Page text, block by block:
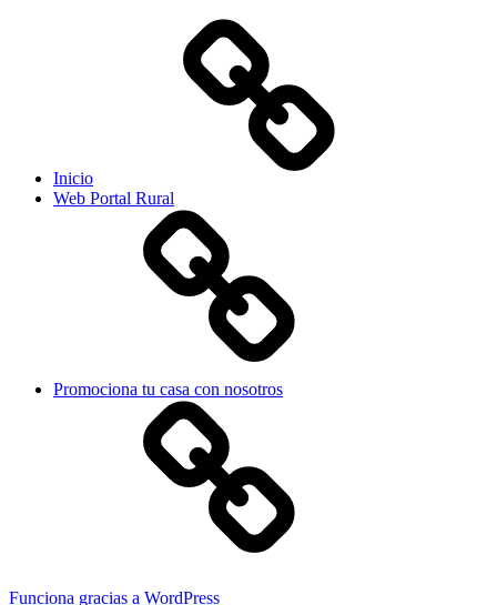
Inicio
Web Portal Rural
Promociona tu casa con nosotros
Funciona gracias a WordPress